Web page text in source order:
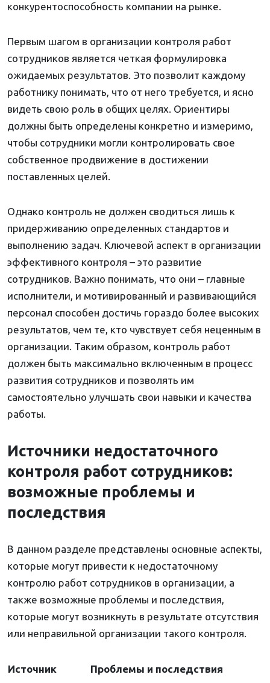
конкурентоспособность компании на рынке.
Первым шагом в организации контроля работ
сотрудников является четкая формулировка
ожидаемых результатов. Это позволит каждому
работнику понимать, что от него требуется, и ясно
видеть свою роль в общих целях. Ориентиры
должны быть определены конкретно и измеримо,
чтобы сотрудники могли контролировать свое
собственное продвижение в достижении
поставленных целей.
Однако контроль не должен сводиться лишь к
придерживанию определенных стандартов и
выполнению задач. Ключевой аспект в организации
эффективного контроля – это развитие
сотрудников. Важно понимать, что они – главные
исполнители, и мотивированный и развивающийся
персонал способен достичь гораздо более высоких
результатов, чем те, кто чувствует себя неценным в
организации. Таким образом, контроль работ
должен быть максимально включенным в процесс
развития сотрудников и позволять им
самостоятельно улучшать свои навыки и качества
работы.
Источники недостаточного
контроля работ сотрудников:
возможные проблемы и
последствия
В данном разделе представлены основные аспекты,
которые могут привести к недостаточному
контролю работ сотрудников в организации, а
также возможные проблемы и последствия,
которые могут возникнуть в результате отсутствия
или неправильной организации такого контроля.
Источник Проблемы и последствия